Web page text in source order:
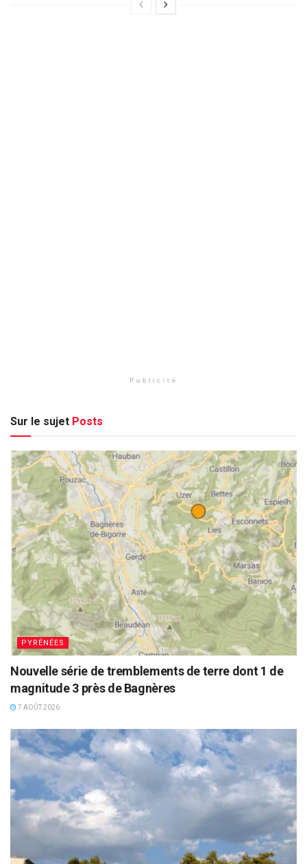
Publicité
Sur le sujet Posts
PYRÉNÉES
Nouvelle série de tremblements de terre dont 1 de
magnitude 3 près de Bagnères
7 AOÛT 2026